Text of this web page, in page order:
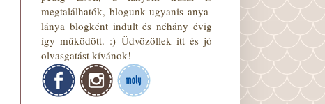
megtalálhatók, blogunk ugyanis anya-
lánya blogként indult és néhány évig
így működött. :) Üdvözöllek itt és jó
olvasgatást kívánok!